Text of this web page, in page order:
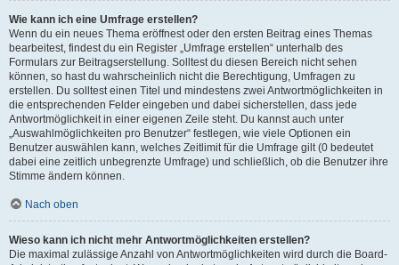
Wie kann ich eine Umfrage erstellen?
Wenn du ein neues Thema eröffnest oder den ersten Beitrag eines Themas
bearbeitest, findest du ein Register „Umfrage erstellen“ unterhalb des
Formulars zur Beitragserstellung. Solltest du diesen Bereich nicht sehen
können, so hast du wahrscheinlich nicht die Berechtigung, Umfragen zu
erstellen. Du solltest einen Titel und mindestens zwei Antwortmöglichkeiten in
die entsprechenden Felder eingeben und dabei sicherstellen, dass jede
Antwortmöglichkeit in einer eigenen Zeile steht. Du kannst auch unter
„Auswahlmöglichkeiten pro Benutzer“ festlegen, wie viele Optionen ein
Benutzer auswählen kann, welches Zeitlimit für die Umfrage gilt (0 bedeutet
dabei eine zeitlich unbegrenzte Umfrage) und schließlich, ob die Benutzer ihre
Stimme ändern können.
Nach oben
Wieso kann ich nicht mehr Antwortmöglichkeiten erstellen?
Die maximal zulässige Anzahl von Antwortmöglichkeiten wird durch die Board-